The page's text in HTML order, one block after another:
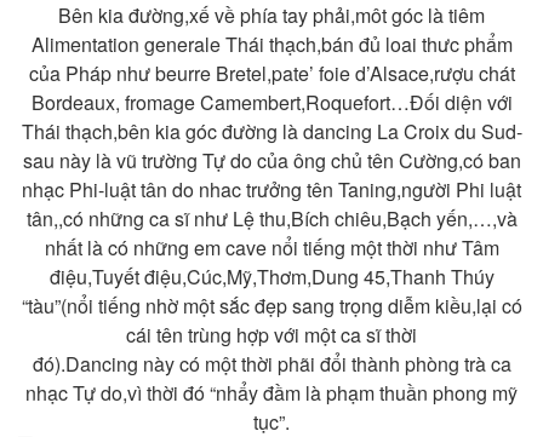
Bên kia đường,xế về phía tay phải,môt góc là tiêm
Alimentation generale Thái thạch,bán đủ loai thưc phẩm
của Pháp như beurre Bretel,pate’ foie d’Alsace,rượu chát
Bordeaux, fromage Camembert,Roquefort…Đối diện với
Thái thạch,bên kia góc đường là dancing La Croix du Sud-
sau này là vũ trường Tự do của ông chủ tên Cường,có ban
nhạc Phi-luật tân do nhac trưởng tên Taning,người Phi luật
tân,,có những ca sĩ như Lệ thu,Bích chiêu,Bạch yến,…,và
nhất là có những em cave nổi tiếng một thời như Tâm
điệu,Tuyếtđiệu,Cúc,Mỹ,Thơm,Dung 45,Thanh Thúy
“tàu”(nổi tiếng nhờ một sắc đẹp sang trọng diễm kiều,lại có
cái tên trùng hợp với một ca sĩ thời
đó).Dancing này có một thời phãi đổi thành phòng trà ca
nhạc Tự do,vì thời đó “nhẩy đầm là phạm thuần phong mỹ
tục”.